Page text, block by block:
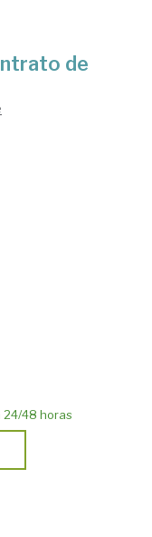
de
24/48 horas